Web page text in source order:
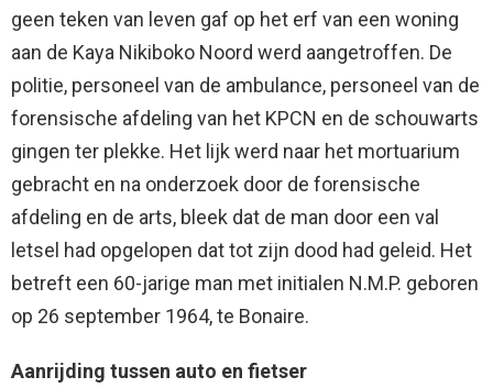
geen teken van leven gaf op het erf van een woning
aan de Kaya Nikiboko Noord werd aangetroffen. De
politie, personeel van de ambulance, personeel van de
forensische afdeling van het KPCN en de schouwarts
gingen ter plekke. Het lijk werd naar het mortuarium
gebracht en na onderzoek door de forensische
afdeling en de arts, bleek dat de man door een val
letsel had opgelopen dat tot zijn dood had geleid. Het
betreft een 60-jarige man met initialen N.M.P. geboren
op 26 september 1964, te Bonaire.
Aanrijding tussen auto en fietser